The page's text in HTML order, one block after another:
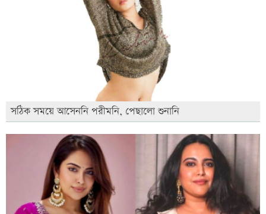
সঠিক সময়ে আসেননি পরীমনি, পেছালো শুনানি